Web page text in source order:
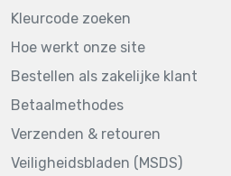
Kleurcode zoeken
Hoe werkt onze site
Bestellen als zakelijke klant
Betaalmethodes
Verzenden & retouren
Veiligheidsbladen (MSDS)